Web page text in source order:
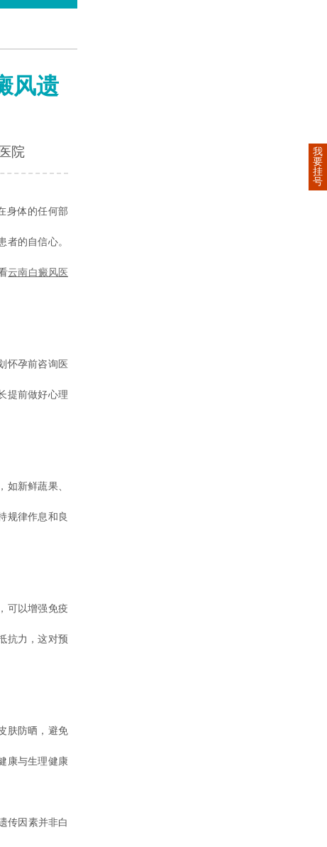
风遗
院
身体的任何部
的自信心。
云南白癜风医
怀孕前咨询医
提前做好心理
新鲜蔬果、
规律作息和良
可以增强免疫
抗力，这对预
肤防晒，避免
康与生理健康
传因素并非白
我
要
挂
号